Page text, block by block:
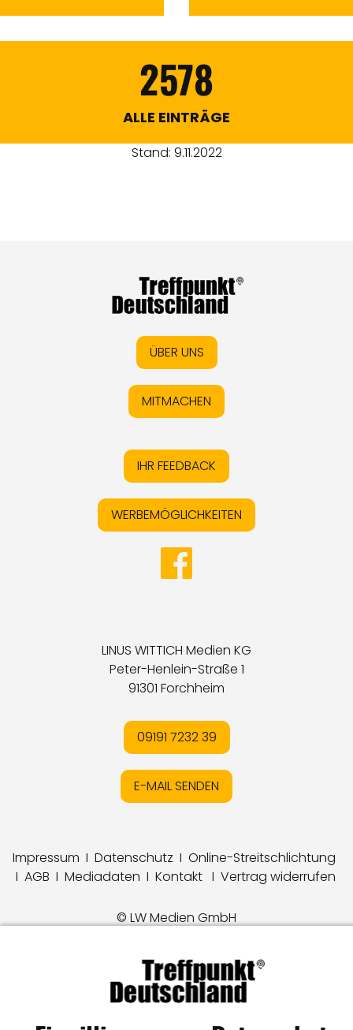
2578
ALLE EINTRÄGE
Stand: 9.11.2022
ÜBER UNS
MITMACHEN
IHR FEEDBACK
WERBEMÖGLICHKEITEN
LINUS WITTICH Medien KG
Peter-Henlein-Straße 1
91301 Forchheim
09191 7232 39
E-MAIL SENDEN
Impressum I Datenschutz I Online-Streitschlichtung
I AGB I Mediadaten I Kontakt I Vertrag widerrufen
© LW Medien GmbH